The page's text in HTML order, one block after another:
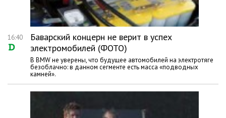
16:40
Баварский концерн не верит в успех
электромобилей (ФОТО)
В BMW не уверены, что будущее автомобилей на электротяге
безоблачно: в данном сегменте есть масса «подводных
камней».